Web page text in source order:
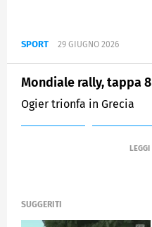
SPORT 29 GIUGNO 2026
Mondiale rally, tappa 8
Ogier trionfa in Grecia
SUGGERITI